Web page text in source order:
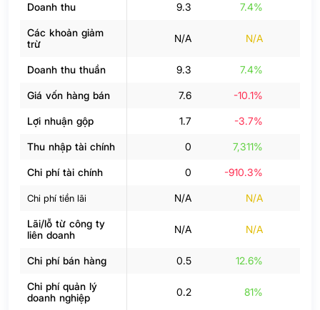
Doanh thu
9.3 7.4%
Các khoản giảm
trừ
N/A N/A
Doanh thu thuần 9.3 7.4%
Giá vốn hàng bán 7.6 -10.1%
Lợi nhuận gộp 1.7 -3.7%
Thu nhập tài chính 0 7,311%
Chi phí tài chính 0 -910.3%
Chi phí tiền lãi N/A N/A
Lãi/lỗ từ công ty
liên doanh
N/A N/A
Chi phí bán hàng 0.5 12.6%
Chi phí quản lý
doanh nghiệp
0.2 81%